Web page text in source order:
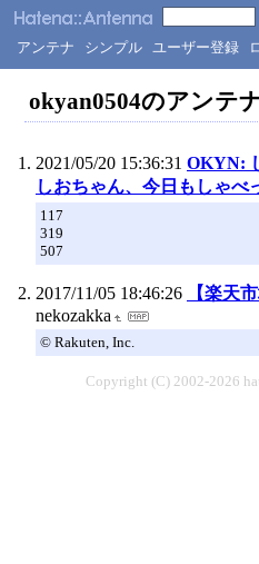
アンテナ シンプル ユーザー登録
okyan0504のアンテ
2021/05/20 15:36:31 OKYN:
しおちゃん、今日もしゃべ
117
319
507
2017/11/05 18:46:26
【楽天
nekozakka
© Rakuten, Inc.
Copyright (C) 2002-2026